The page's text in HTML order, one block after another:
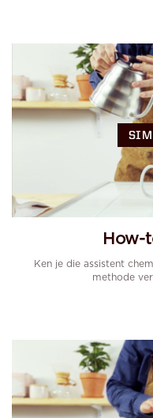
How-
Ken je die assistent
methode